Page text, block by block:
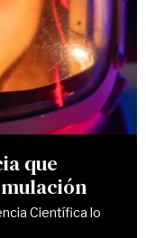
que
Científica lo